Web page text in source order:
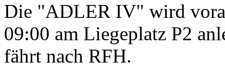
Die "ADLER IV" wird
09:00 am Liegeplatz P2
fährt nach RFH.